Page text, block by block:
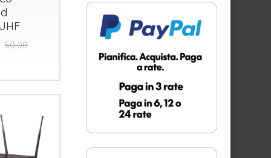
50,00